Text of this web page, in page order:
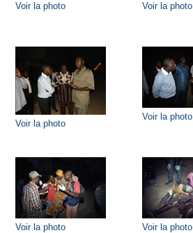
Voir la photo Voir la photo
Voir la photo
Voir la photo
Voir la photo Voir la photo